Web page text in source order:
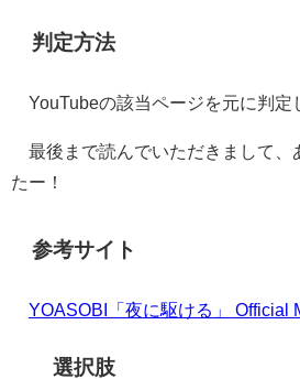
判定方法
YouTubeの該当ページを元に判定
最後まで読んでいただきまして、
たー！
参考サイト
YOASOBI「夜に駆ける」 Official
選択肢